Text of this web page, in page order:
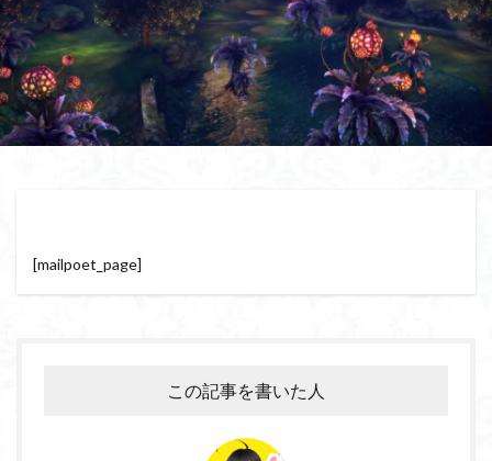
[mailpoet_page]
この記事を書いた人